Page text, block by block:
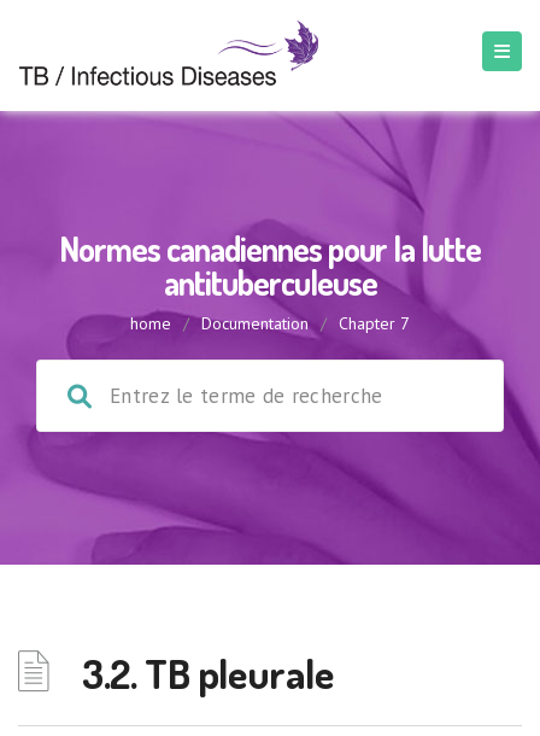
Normes canadiennes pour la lutte
antituberculeuse
home / Documentation / Chapter 7
3.2. TB pleurale